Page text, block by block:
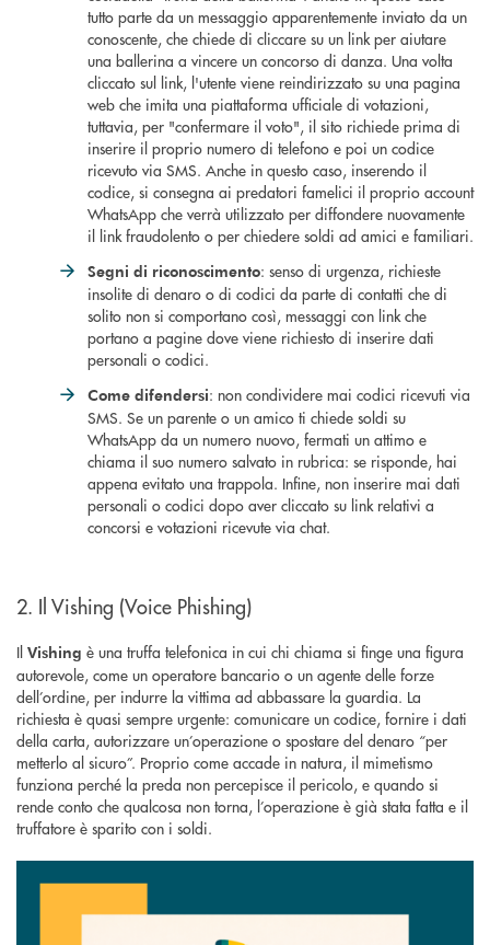
tutto parte da un messaggio apparentemente inviato da un
conoscente, che chiede di cliccare su un link per aiutare
una ballerina a vincere un concorso di danza. Una volta
cliccato sul link, l'utente viene reindirizzato su una pagina
web che imita una piattaforma ufficiale di votazioni,
tuttavia, per "confermare il voto", il sito richiede prima di
inserire il proprio numero di telefono e poi un codice
ricevuto via SMS. Anche in questo caso, inserendo il
codice, si consegna ai predatori famelici il proprio account
WhatsApp che verrà utilizzato per diffondere nuovamente
il link fraudolento o per chiedere soldi ad amici e familiari.
Segni di riconoscimento: senso di urgenza, richieste
insolite di denaro o di codici da parte di contatti che di
solito non si comportano così, messaggi con link che
portano a pagine dove viene richiesto di inserire dati
personali o codici.
Come difendersi: non condividere mai codici ricevuti via
SMS. Se un parente o un amico ti chiede soldi su
WhatsApp da un numero nuovo, fermati un attimo e
chiama il suo numero salvato in rubrica: se risponde, hai
appena evitato una trappola. Infine, non inserire mai dati
personali o codici dopo aver cliccato su link relativi a
concorsi e votazioni ricevute via chat.
2. Il Vishing (Voice Phishing)
Il Vishing è una truffa telefonica in cui chi chiama si finge una figura
autorevole, come un operatore bancario o un agente delle forze
dell’ordine, per indurre la vittima ad abbassare la guardia. La
richiesta è quasi sempre urgente: comunicare un codice, fornire i dati
della carta, autorizzare un’operazione o spostare del denaro “per
metterlo al sicuro”. Proprio come accade in natura, il mimetismo
funziona perché la preda non percepisce il pericolo, e quando si
rende conto che qualcosa non torna, l’operazione è già stata fatta e il
truffatore è sparito con i soldi.